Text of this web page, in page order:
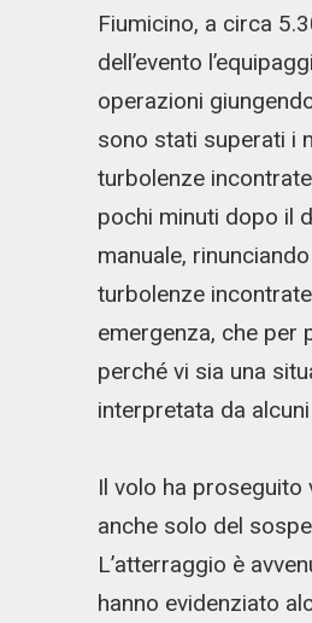
Fiumicino, a circa
dell’evento
operazioni
sono stati superati i
turbolenze
pochi minuti dopo il
manuale,
turbolenze
emergenza, che per
perché vi sia una
interpretata da
Il volo ha proseguito
anche solo del
L’atterraggio è
hanno evidenziato